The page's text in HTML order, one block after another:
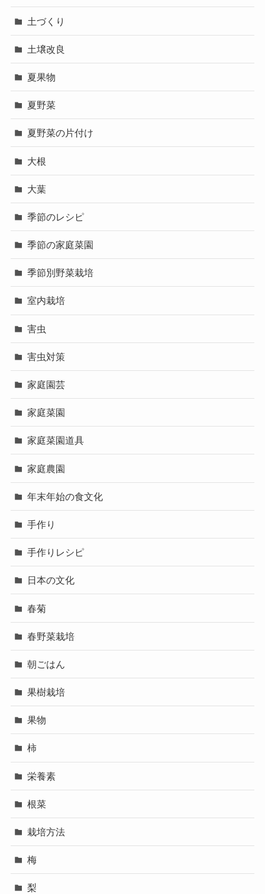
土づくり
土壌改良
夏果物
夏野菜
夏野菜の片付け
大根
大葉
季節のレシピ
季節の家庭菜園
季節別野菜栽培
室内栽培
害虫
害虫対策
家庭園芸
家庭菜園
家庭菜園道具
家庭農園
年末年始の食文化
手作り
手作りレシピ
日本の文化
春菊
春野菜栽培
朝ごはん
果樹栽培
果物
柿
栄養素
根菜
栽培方法
梅
梨